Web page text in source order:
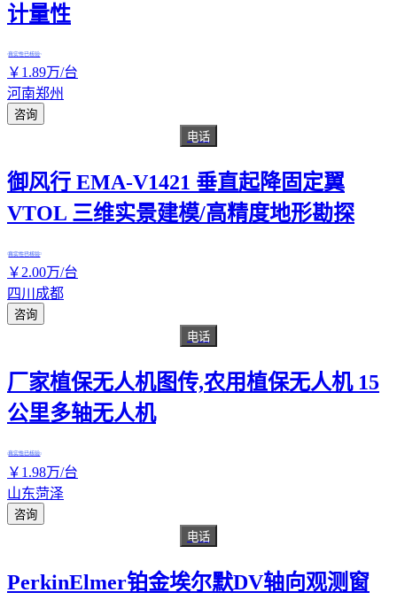
计量性
真实性已核验
￥ 1.89万/台
河南郑州
咨询
电话
御风行 EMA-V1421 垂直起降固定翼
VTOL 三维实景建模/高精度地形勘探
真实性已核验
￥ 2.00万/台
四川成都
咨询
电话
厂家植保无人机图传,农用植保无人机 15
公里多轴无人机
真实性已核验
￥ 1 .98万/台
山东菏泽
咨询
电话
PerkinElmer铂金埃尔默DV轴向观测窗